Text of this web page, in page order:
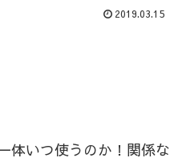
2019.03.15
体いつ使うのか！関係な